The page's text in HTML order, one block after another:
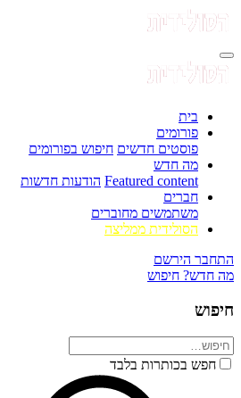
בית
פורומים
פוסטים חדשים חיפוש בפורומים
מה חדש
Featured content הודעות חדשות
חברים
משתמשים מחוברים
הסולידית ממליצה
התחבר הירשם
מה חדש? חיפוש
חיפוש
חפש בכותרות בלבד